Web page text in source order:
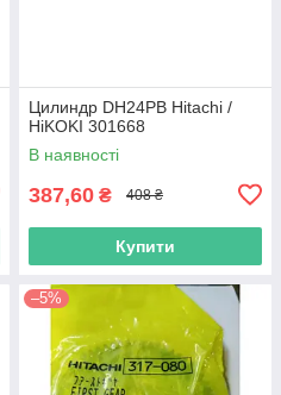
Цилиндр DH24PB Hitachi /
HiKOKI 301668
В наявності
387,60 ₴ 408 ₴
Купити
–5%